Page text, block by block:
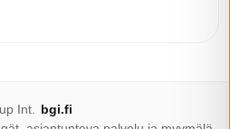
Int. bgi.fi